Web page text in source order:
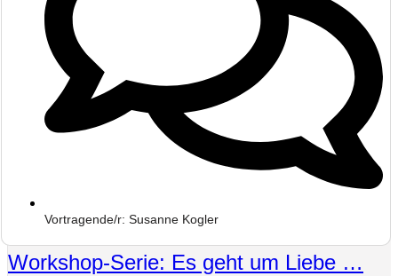
Vortragende/r: Susanne Kogler
Workshop-Serie: Es geht um Liebe …